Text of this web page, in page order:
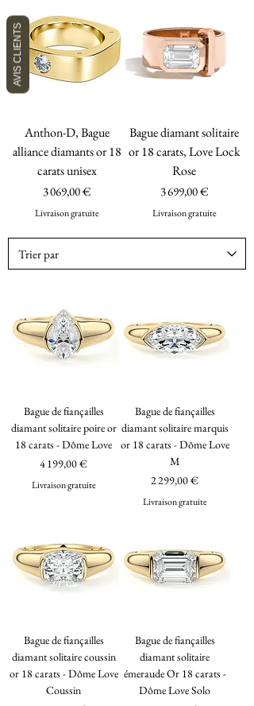
Anthon-D, Bague
alliance diamants or 18
carats unisex
Prix
3 069,00 €
Livraison gratuite
Bague diamant solitaire
or 18 carats, Love Lock
Rose
Prix
3 699,00 €
Livraison gratuite
Bague de fiançailles
diamant solitaire poire or
18 carats - Dôme Love
Prix
4 199,00 €
Livraison gratuite
Bague de fiançailles
diamant solitaire marquis
or 18 carats - Dôme Love
M
Prix
2 299,00 €
Livraison gratuite
Bague de fiançailles
diamant solitaire coussin
or 18 carats - Dôme Love
Coussin
Bague de fiançailles
diamant solitaire
émeraude Or 18 carats -
Dôme Love Solo
AVIS CLIENTS